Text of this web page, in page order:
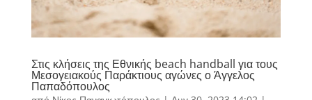
Στις κλήσεις της Εθνικής beach handball για τους
Μεσογειακούς Παράκτιους αγώνες ο Άγγελος
Παπαδόπουλος